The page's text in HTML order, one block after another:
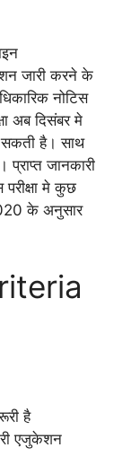
जारी करने के
नोटिस
अब दिसंबर मे
सकती है। साथ
प्राप्त जानकारी
परीक्षा मे कुछ
के अनुसार
है
एजुकेशन